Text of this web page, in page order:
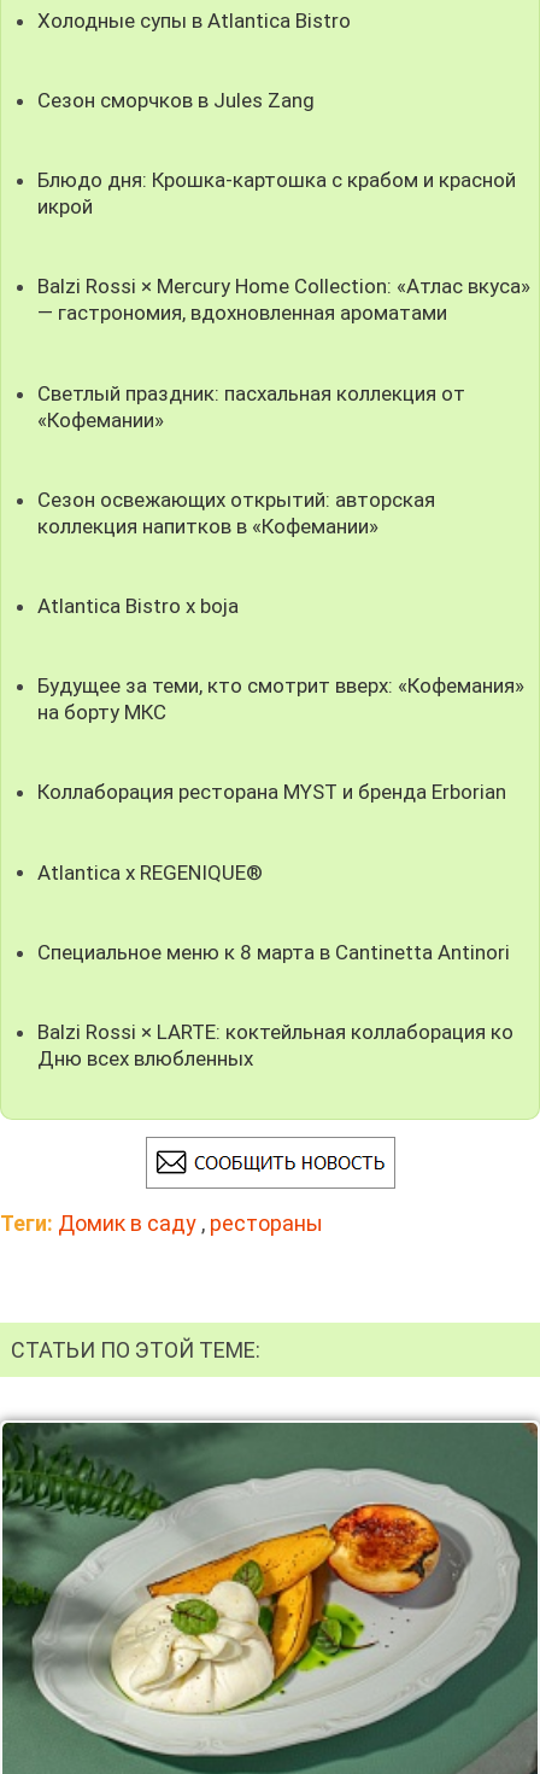
Холодные супы в Atlantica Bistro
Сезон сморчков в Jules Zang
Блюдо дня: Крошка-картошка с крабом и красной
икрой
Balzi Rossi × Mercury Home Collection: «Атлас вкуса»
— гастрономия, вдохновленная ароматами
Светлый праздник: пасхальная коллекция от
«Кофемании»
Сезон освежающих открытий: авторская
коллекция напитков в «Кофемании»
Atlantica Bistro x boja
Будущее за теми, кто смотрит вверх: «Кофемания»
на борту МКС
Коллаборация ресторана MYST и бренда Erborian
Atlantica x REGENIQUE®
Специальное меню к 8 марта в Cantinetta Antinori
Balzi Rossi × LARTE: коктейльная коллаборация ко
Дню всех влюбленных
Теги: Домик в саду , рестораны
СТАТЬИ ПО ЭТОЙ ТЕМЕ: